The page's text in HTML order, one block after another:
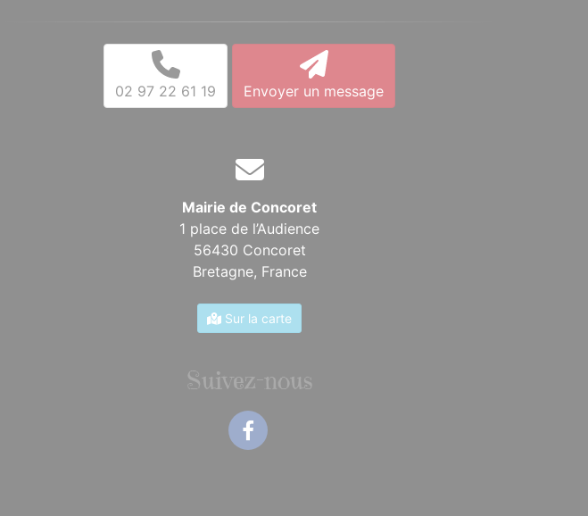
02 97 22 61 19 Envoyer un message
Mairie de Concoret
1 place de l’Audience
56430 Concoret
Bretagne, France
Sur la carte
Suivez-nous